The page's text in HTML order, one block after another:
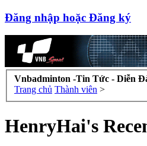
Đăng nhập hoặc Đăng ký
Vnbadminton -Tin Tức - Diễn
Trang chủ Thành viên >
HenryHai's